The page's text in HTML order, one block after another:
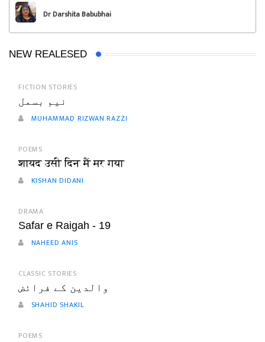
Dr Darshita Babubhai
Shah
NEW REALESED
FICTION STORIES
نیم بسمل
MUHAMMAD RIZWAN RAZZI
POEMS
शायद उसी दिन मैं मर गया
KISHAN DIDANI
DRAMA
Safar e Raigah - 19
NAHEED ANIS
CLASSIC STORIES
والدین کے فرائض
SHAHID SHAKIL
POEMS